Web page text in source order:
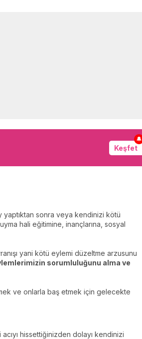
Keşfet
🔔
yaptıktan sonra veya kendinizi kötü
hali eğitimine, inançlarına, sosyal
yani kötü eylemi düzeltme arzusunu
sorumluluğunu alma ve
ve onlarla baş etmek için gelecekte
hissettiğinizden dolayı kendinizi